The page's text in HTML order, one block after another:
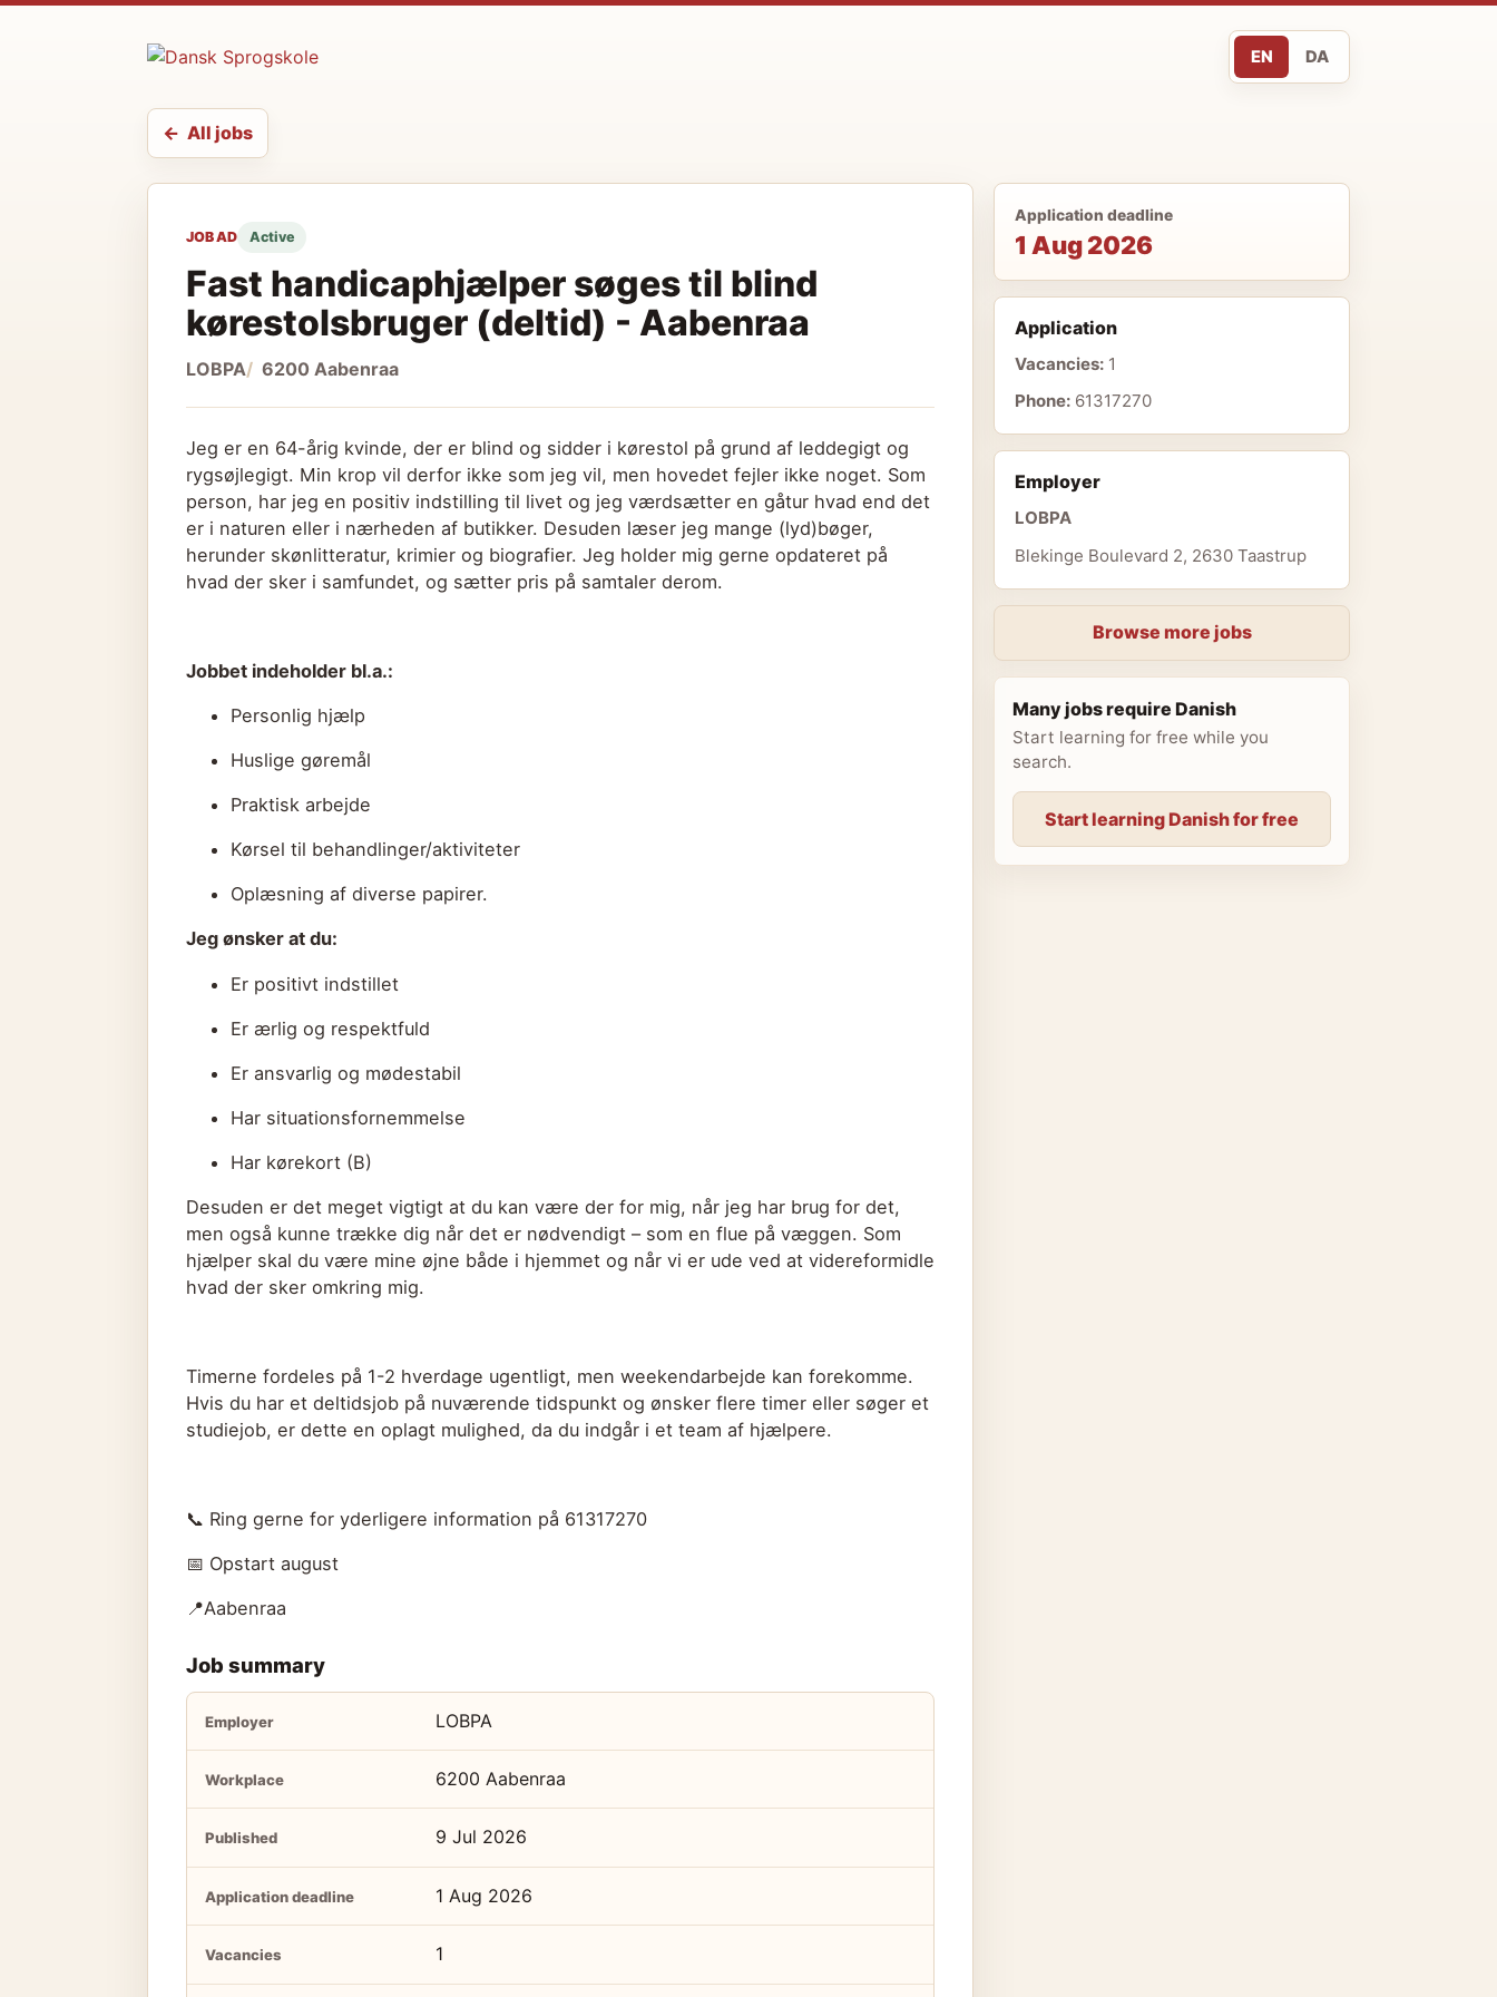
EN DA
All jobs
JOB AD Active
Fast handicaphjælper søges til blind
kørestolsbruger (deltid) - Aabenraa
LOBPA 6200 Aabenraa
Jeg er en 64-årig kvinde, der er blind og sidder i kørestol på grund af leddegigt og
rygsøjlegigt. Min krop vil derfor ikke som jeg vil, men hovedet fejler ikke noget. Som
person, har jeg en positiv indstilling til livet og jeg værdsætter en gåtur hvad end det
er i naturen eller i nærheden af butikker. Desuden læser jeg mange (lyd)bøger,
herunder skønlitteratur, krimier og biografier. Jeg holder mig gerne opdateret på
hvad der sker i samfundet, og sætter pris på samtaler derom.
Jobbet indeholder bl.a.:
Personlig hjælp
Huslige gøremål
Praktisk arbejde
Kørsel til behandlinger/aktiviteter
Oplæsning af diverse papirer.
Jeg ønsker at du:
Er positivt indstillet
Er ærlig og respektfuld
Er ansvarlig og mødestabil
Har situationsfornemmelse
Har kørekort (B)
Desuden er det meget vigtigt at du kan være der for mig, når jeg har brug for det,
men også kunne trække dig når det er nødvendigt – som en flue på væggen. Som
hjælper skal du være mine øjne både i hjemmet og når vi er ude ved at videreformidle
hvad der sker omkring mig.
Timerne fordeles på 1-2 hverdage ugentligt, men weekendarbejde kan forekomme.
Hvis du har et deltidsjob på nuværende tidspunkt og ønsker flere timer eller søger et
studiejob, er dette en oplagt mulighed, da du indgår i et team af hjælpere.
📞 Ring gerne for yderligere information på 61317270
📅 Opstart august
📍Aabenraa
Job summary
Employer LOBPA
Workplace 6200 Aabenraa
Published 9 Jul 2026
Application deadline 1 Aug 2026
Vacancies 1
Application deadline
1 Aug 2026
Application
Vacancies: 1
Phone: 61317270
Employer
LOBPA
Blekinge Boulevard 2, 2630 Taastrup
Browse more jobs
Many jobs require Danish
Start learning for free while you
search.
Start learning Danish for free